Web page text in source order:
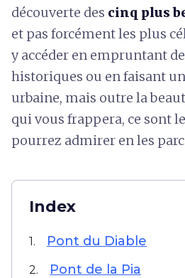
découverte des cinq plus
et pas forcément les plus
y accéder en empruntant
historiques ou en faisant
urbaine, mais outre la
qui vous frappera, ce sont
pourrez admirer en les
Index
1. Pont du Diable
2. Pont de la Pia